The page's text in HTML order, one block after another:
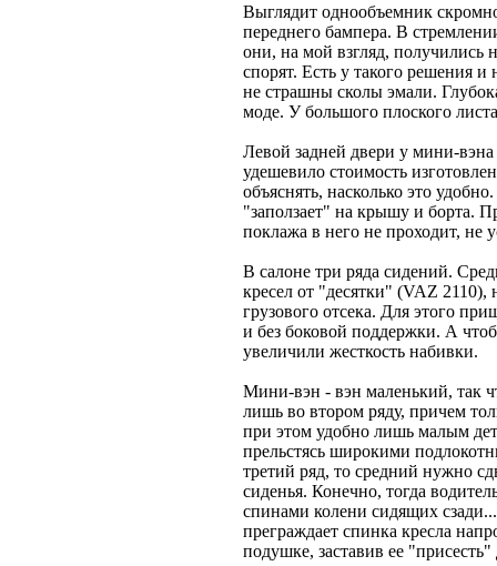
Выглядит однообъемник
переднего бампера. В
они, на мой взгляд, получились
спорят. Есть у такого решения
не страшны сколы эмали.
моде. У большого плоского
Левой задней двери у мини-
удешевило стоимость
объяснять, насколько это
"заползает" на крышу и борта.
поклажа в него не проходит, не
В салоне три ряда сидений.
кресел от "десятки" (VAZ
грузового отсека. Для этого
и без боковой поддержки. А
увеличили жесткость набивки.
Мини-вэн - вэн маленький, так
лишь во втором ряду, причем
при этом удобно лишь малым
прельстясь широкими
третий ряд, то средний нужно
сиденья. Конечно, тогда
спинами колени сидящих
преграждает спинка кресла
подушке, заставив ее